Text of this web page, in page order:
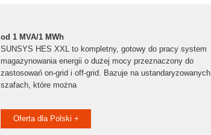
od 1 MVA/1 MWh
SUNSYS HES XXL to kompletny, gotowy do pracy system
magazynowania energii o dużej mocy przeznaczony do
zastosowań on-grid i off-grid. Bazuje na ustandaryzowanych
szafach, które można
Oferta dla Polski +